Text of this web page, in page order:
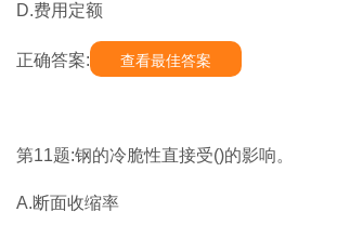
D.费用定额
正确答案: 查看最佳答案
第11题:钢的冷脆性直接受()的影响。
A.断面收缩率